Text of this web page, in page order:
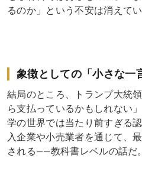
るのか」という不安は消えてい
象徴としての「小さな一
結局のところ、トランプ大統
ら支払っているかもしれない
学の世界では当たり前すぎる
入企業や小売業者を通じて、
される——教科書レベルの話だ。